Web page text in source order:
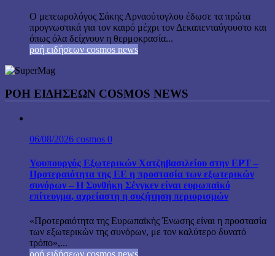
Ο μετεωρολόγος Σάκης Αρναούτογλου έδωσε τα πρώτα
προγνωστικά για τον καιρό μέχρι τον Δεκαπενταύγουστο και
όπως όλα δείχνουν η θερμοκρασία...
ροή ειδήσεων cosmos news
ΡΟΉ ΕΙΔΉΣΕΩΝ COSMOS NEWS
06/08/2026 cosmos 0
Υφυπουργός Εξωτερικών Χατζηβασιλείου στην ΕΡΤ –
Προτεραιότητα της ΕΕ η προστασία των εξωτερικών
συνόρων – Η Συνθήκη Σένγκεν είναι ευρωπαϊκό
επίτευγμα, αχρείαστη η συζήτηση περιορισμών
«Προτεραιότητα της Ευρωπαϊκής Ένωσης είναι η προστασία
των εξωτερικών της συνόρων, με τον καλύτερο δυνατό
τρόπο»,...
ροή ειδήσεων cosmos news